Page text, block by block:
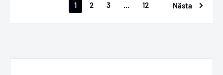
1 2 3 … 12 Nästa